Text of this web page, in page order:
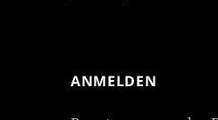
ANMELDEN